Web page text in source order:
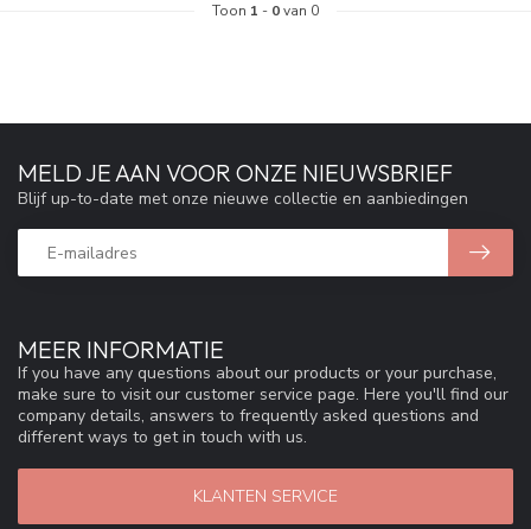
Toon 1 - 0van 0
MEER INFORMATIE
If you have any questions about our products or your purchase,
make sure to visit our customer service page. Here you'll find our
company details, answers to frequently asked questions and
different ways to get in touch with us.
KLANTEN SERVICE
MELD JE AAN VOOR ONZE NIEUWSBRIEF
Blijf up-to-date met onze nieuwe collectie en aanbiedingen